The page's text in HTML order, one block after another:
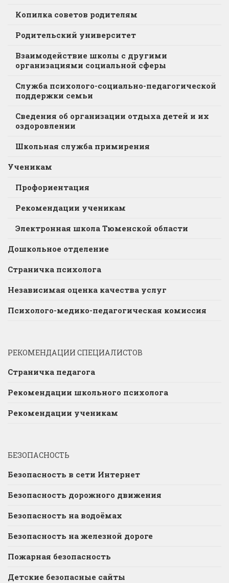
Копилка советов родителям
Родительский университет
Взаимодействие школы с другими
организациями социальной сферы
Служба психолого-социально-педагогической
поддержки семьи
Сведения об организации отдыха детей и их
оздоровлении
Школьная служба примирения
Ученикам
Профориентация
Рекомендации ученикам
Электронная школа Тюменской области
Дошкольное отделение
Страничка психолога
Независимая оценка качества услуг
Психолого-медико-педагогическая комиссия
РЕКОМЕНДАЦИИ СПЕЦИАЛИСТОВ
Страничка педагога
Рекомендации школьного психолога
Рекомендации ученикам
БЕЗОПАСНОСТЬ
Безопасность в сети Интернет
Безопасность дорожного движения
Безопасность на водоёмах
Безопасность на железной дороге
Пожарная безопасность
Детские безопасные сайты